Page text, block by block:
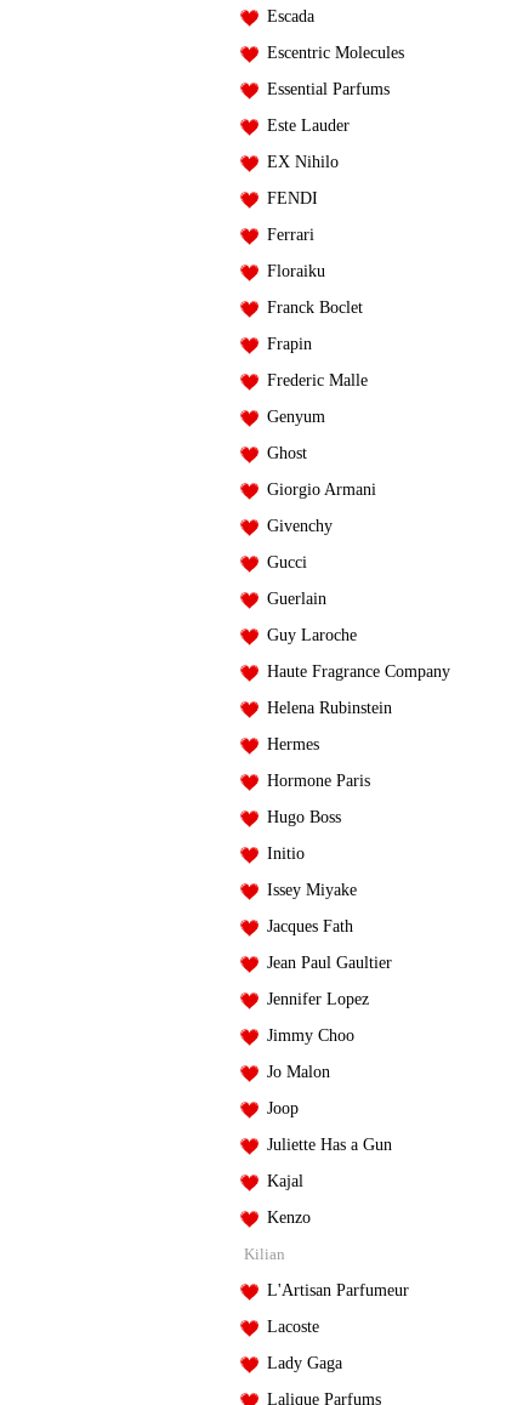
Escada
Escentric Molecules
Essential Parfums
Este Lauder
EX Nihilo
FENDI
Ferrari
Floraiku
Franck Boclet
Frapin
Frederic Malle
Genyum
Ghost
Giorgio Armani
Givenchy
Gucci
Guerlain
Guy Laroche
Haute Fragrance Company
Helena Rubinstein
Hermes
Hormone Paris
Hugo Boss
Initio
Issey Miyake
Jacques Fath
Jean Paul Gaultier
Jennifer Lopez
Jimmy Choo
Jo Malon
Joop
Juliette Has a Gun
Kajal
Kenzo
Kilian
L'Artisan Parfumeur
Lacoste
Lady Gaga
Lalique Parfums